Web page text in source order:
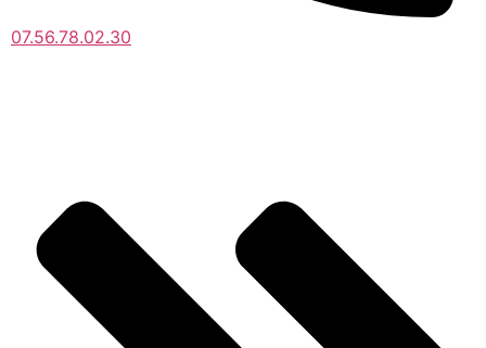
07.56.78.02.30